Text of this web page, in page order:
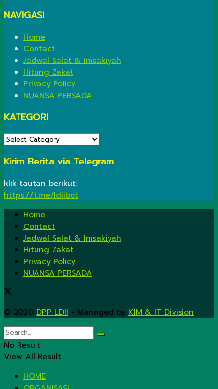
NAVIGASI
Home
Contact
Jadwal Salat & Imsakiyah
Hitung Zakat
Privacy Policy
NUANSA PERSADA
KATEGORI
KATEGORI
Kirim Berita via Telegram
klik tautan berikut:
https://t.me/ldiibot
Home
Contact
Jadwal Salat & Imsakiyah
Hitung Zakat
Privacy Policy
NUANSA PERSADA
© 2020 DPP LDII - Managed by KIM & IT Division.
No Result
View All Result
HOME